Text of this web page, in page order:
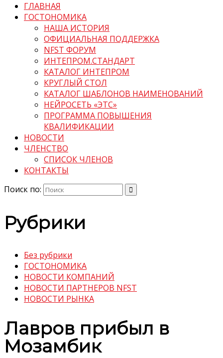
ГЛАВНАЯ
ГОСТОНОМИКА
НАША ИСТОРИЯ
ОФИЦИАЛЬНАЯ ПОДДЕРЖКА
NFST ФОРУМ
ИНТЕПРОМ.СТАНДАРТ
КАТАЛОГ ИНТЕПРОМ
КРУГЛЫЙ СТОЛ
КАТАЛОГ ШАБЛОНОВ НАИМЕНОВАНИЙ
НЕЙРОСЕТЬ «ЭТС»
ПРОГРАММА ПОВЫШЕНИЯ
КВАЛИФИКАЦИИ
НОВОСТИ
ЧЛЕНСТВО
СПИСОК ЧЛЕНОВ
КОНТАКТЫ
Поиск по:
Рубрики
Без рубрики
ГОСТОНОМИКА
НОВОСТИ КОМПАНИЙ
НОВОСТИ ПАРТНЕРОВ NFST
НОВОСТИ РЫНКА
Лавров прибыл в
Мозамбик